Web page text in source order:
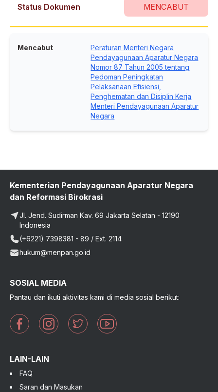
Status Dokumen MENCABUT
Mencabut
Peraturan Menteri Negara
Pendayagunaan Aparatur Negara
Nomor 87 Tahun 2005 tentang
Pedoman Peningkatan
Pelaksanaan Efisiensi,
Penghematan dan Disiplin Kerja
Menteri Pendayagunaan Aparatur
Negara
Kementerian Pendayagunaan Aparatur Negara
dan Reformasi Birokrasi
Jl. Jend. Sudirman Kav. 69 Jakarta Selatan - 12190
Indonesia
(+6221) 7398381 - 89 / Ext. 2114
hukum@menpan.go.id
SOSIAL MEDIA
Pantau dan ikuti aktivitas kami di media sosial berikut:
LAIN-LAIN
FAQ
Saran dan Masukan